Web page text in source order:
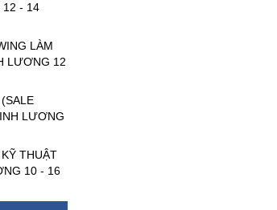
12 - 14
LÀM
LƯƠNG 12
LƯƠNG
THUẬT
10 - 16